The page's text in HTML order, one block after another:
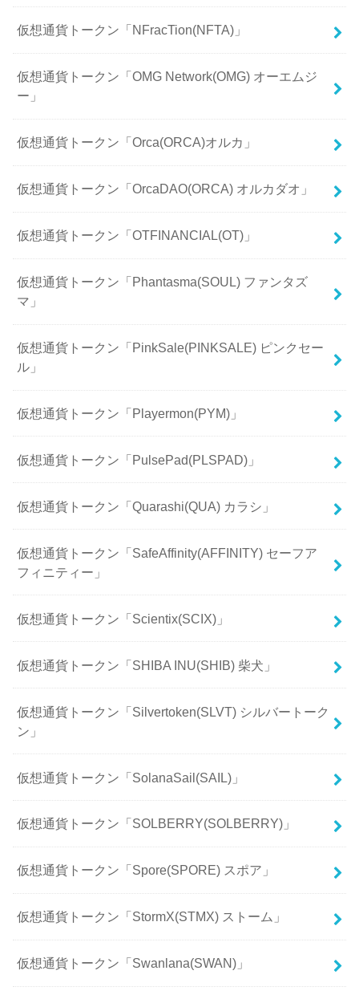
仮想通貨トークン「NFracTion(NFTA)」
仮想通貨トークン「OMG Network(OMG) オーエムジ
ー」
仮想通貨トークン「Orca(ORCA)オルカ」
仮想通貨トークン「OrcaDAO(ORCA) オルカダオ」
仮想通貨トークン「OTFINANCIAL(OT)」
仮想通貨トークン「Phantasma(SOUL) ファンタズ
マ」
仮想通貨トークン「PinkSale(PINKSALE) ピンクセー
ル」
仮想通貨トークン「Playermon(PYM)」
仮想通貨トークン「PulsePad(PLSPAD)」
仮想通貨トークン「Quarashi(QUA) カラシ」
仮想通貨トークン「SafeAffinity(AFFINITY) セーフア
フィニティー」
仮想通貨トークン「Scientix(SCIX)」
仮想通貨トークン「SHIBA INU(SHIB) 柴犬」
仮想通貨トークン「Silvertoken(SLVT) シルバートーク
ン」
仮想通貨トークン「SolanaSail(SAIL)」
仮想通貨トークン「SOLBERRY(SOLBERRY)」
仮想通貨トークン「Spore(SPORE) スポア」
仮想通貨トークン「StormX(STMX) ストーム」
仮想通貨トークン「Swanlana(SWAN)」